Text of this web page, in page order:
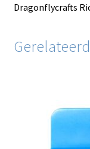
Dragonflycrafts